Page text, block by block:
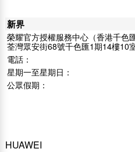
新界
榮耀官方授權服務中心（香港千色匯
荃灣眾安街68號千色匯1期14樓10
電話：
星期一至星期日：
公眾假期：
HUAWEI